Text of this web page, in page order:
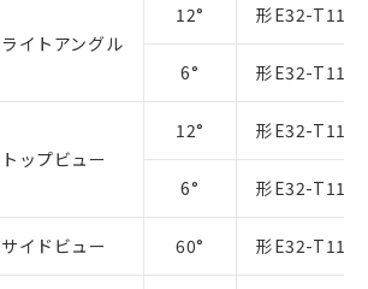
ライトアングル
12° 形E32-T11N
6° 形E32-T11N
トップビュー
12° 形E32-T11R
6° 形E32-T11R
サイドビュー 60° 形E32-T11R